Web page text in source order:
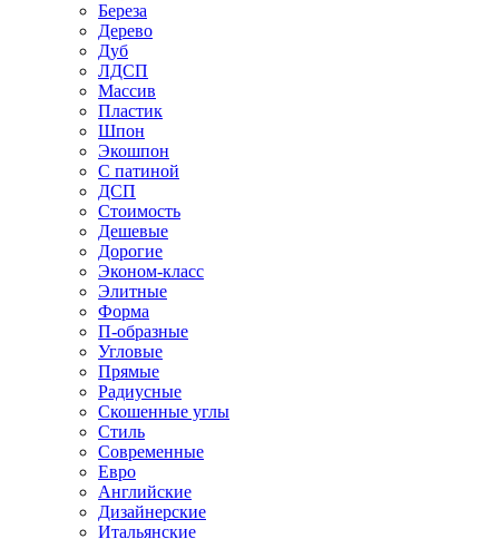
Береза
Дерево
Дуб
ЛДСП
Массив
Пластик
Шпон
Экошпон
С патиной
ДСП
Стоимость
Дешевые
Дорогие
Эконом-класс
Элитные
Форма
П-образные
Угловые
Прямые
Радиусные
Скошенные углы
Стиль
Современные
Евро
Английские
Дизайнерские
Итальянские